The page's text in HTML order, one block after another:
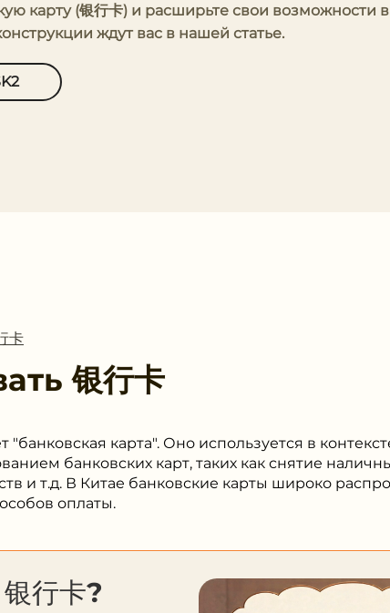
карту (银行卡) и расширьте свои возможности в
ждут вас в нашей статье.
卡
银行卡
"банковская карта". Оно используется в
банковских карт, таких как снятие
и т.д. В Китае банковские карты широко
оплаты.
行卡?